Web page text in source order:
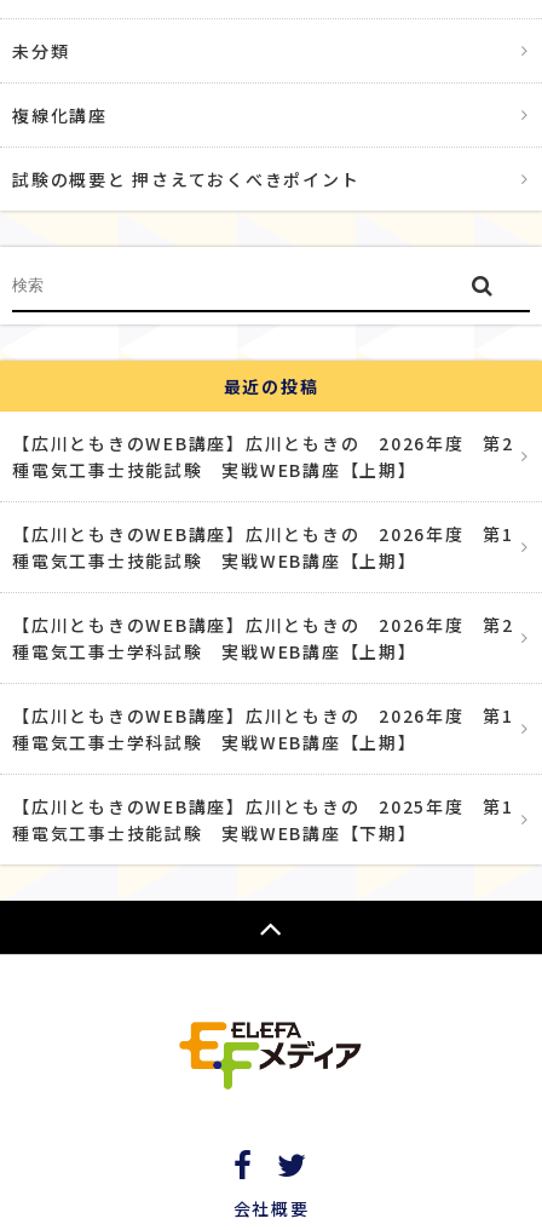
未分類
複線化講座
試験の概要と 押さえておくべきポイント
最近の投稿
【広川ともきのWEB講座】広川ともきの 2026年度 第2
種電気工事士技能試験 実戦WEB講座【上期】
【広川ともきのWEB講座】広川ともきの 2026年度 第1
種電気工事士技能試験 実戦WEB講座【上期】
【広川ともきのWEB講座】広川ともきの 2026年度 第2
種電気工事士学科試験 実戦WEB講座【上期】
【広川ともきのWEB講座】広川ともきの 2026年度 第1
種電気工事士学科試験 実戦WEB講座【上期】
【広川ともきのWEB講座】広川ともきの 2025年度 第1
種電気工事士技能試験 実戦WEB講座【下期】
会社概要